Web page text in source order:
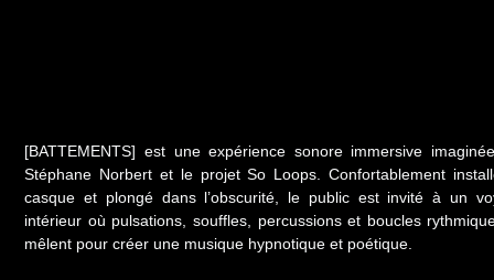
[BATTEMENTS] est une expérience sonore immersive
Stéphane Norbert et le projetSo Loops . Confortablement
casque et plongé dans l’obscurité, le public est invité à un
intérieur où pulsations, souffles, percussions et boucles
mêlent pour créer une musique hypnotique et poétique.